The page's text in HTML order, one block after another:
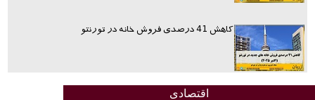
کاهش 41 درصدی فروش خانه در تورنتو
اقتصادی